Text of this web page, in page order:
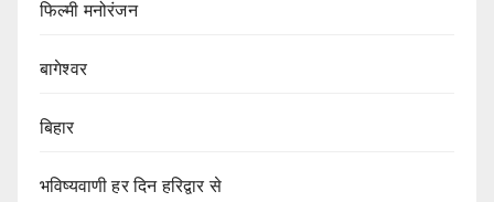
फिल्मी मनोरंजन
बागेश्वर
बिहार
भविष्यवाणी हर दिन हरिद्वार से